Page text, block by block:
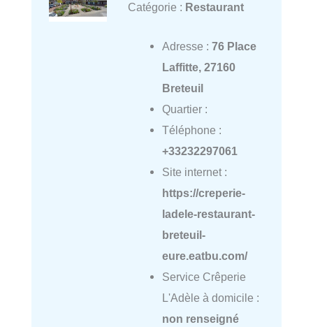
Catégorie : Restaurant
Adresse : 76 Place
Laffitte, 27160
Breteuil
Quartier :
Téléphone :
+33232297061
Site internet :
https://creperie-
ladele-restaurant-
breteuil-
eure.eatbu.com/
Service Crêperie
L'Adèle à domicile :
non renseigné